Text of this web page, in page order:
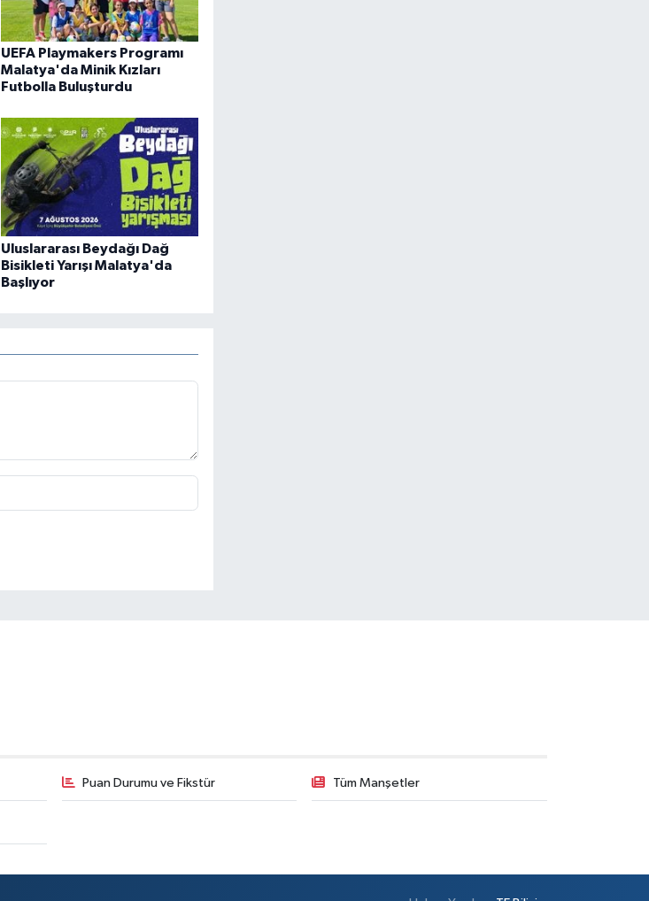
UEFA Playmakers Programı
Malatya'da Minik Kızları
Futbolla Buluşturdu
Uluslararası Beydağı Dağ
Bisikleti Yarışı Malatya'da
Başlıyor
Puan Durumu ve Fikstür Tüm Manşetler